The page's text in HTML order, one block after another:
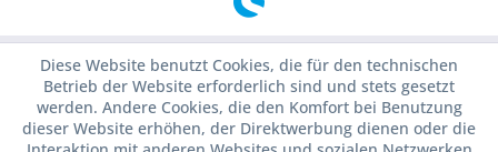
Diese Website benutzt Cookies, die für den technischen
Betrieb der Website erforderlich sind und stets gesetzt
werden. Andere Cookies, die den Komfort bei Benutzung
dieser Website erhöhen, der Direktwerbung dienen oder die